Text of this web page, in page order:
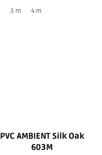
3 m 4 m
PVC AMBIENT Silk Oak
603M